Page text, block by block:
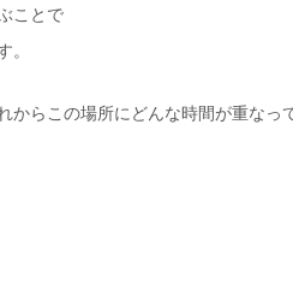
ことで
らこの場所にどんな時間が重なっ